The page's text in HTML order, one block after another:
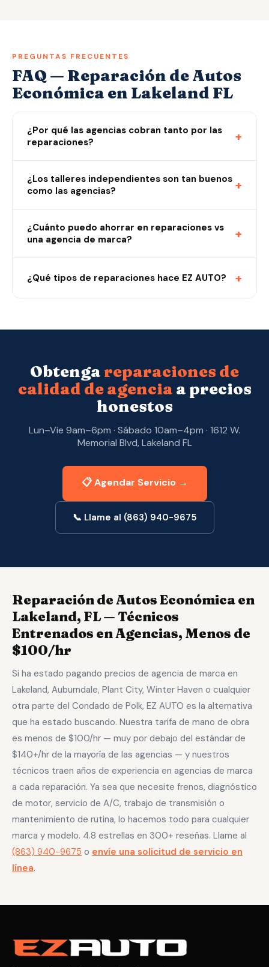
PREGUNTAS FRECUENTES
FAQ — Reparación de Autos
Económica en Lakeland FL
¿Por qué las agencias cobran tanto por las
reparaciones?
+
¿Los talleres independientes son tan buenos
como las agencias?
+
¿Cuánto puedo ahorrar en reparaciones vs
una agencia de marca?
+
¿Qué tipos de reparaciones hace EZ AUTO? +
Obtengareparaciones de
calidad de agencia a precios
honestos
Lun–Vie 9am–6pm · Sábado 10am–4pm · 1612 W.
Memorial Blvd, Lakeland FL
📋 Agendar Servicio →
📞 Llame al (863) 940-9675
Reparación de Autos Económica en
Lakeland, FL — Técnicos
Entrenados en Agencias, Menos de
$100/hr
Si ha estado pagando precios de agencia de marca en
Lakeland, Auburndale, Plant City, Winter Haven o cualquier
otra parte del Condado de Polk, EZ AUTO es la alternativa
que ha estado buscando. Nuestra tarifa de mano de obra
es menos de $100/hr — muy por debajo del estándar de
$140+/hr de la mayoría de las agencias — y nuestros
técnicos traen años de experiencia en agencias de marca
a cada reparación. Ya sea que necesite frenos, diagnóstico
de motor, servicio de A/C, trabajo de transmisión o
mantenimiento de rutina, lo hacemos todo para cualquier
marca y modelo. 4.8 estrellas en 300+ reseñas. Llame al
(863) 940-9675 o envíe una solicitud de servicio en
línea.